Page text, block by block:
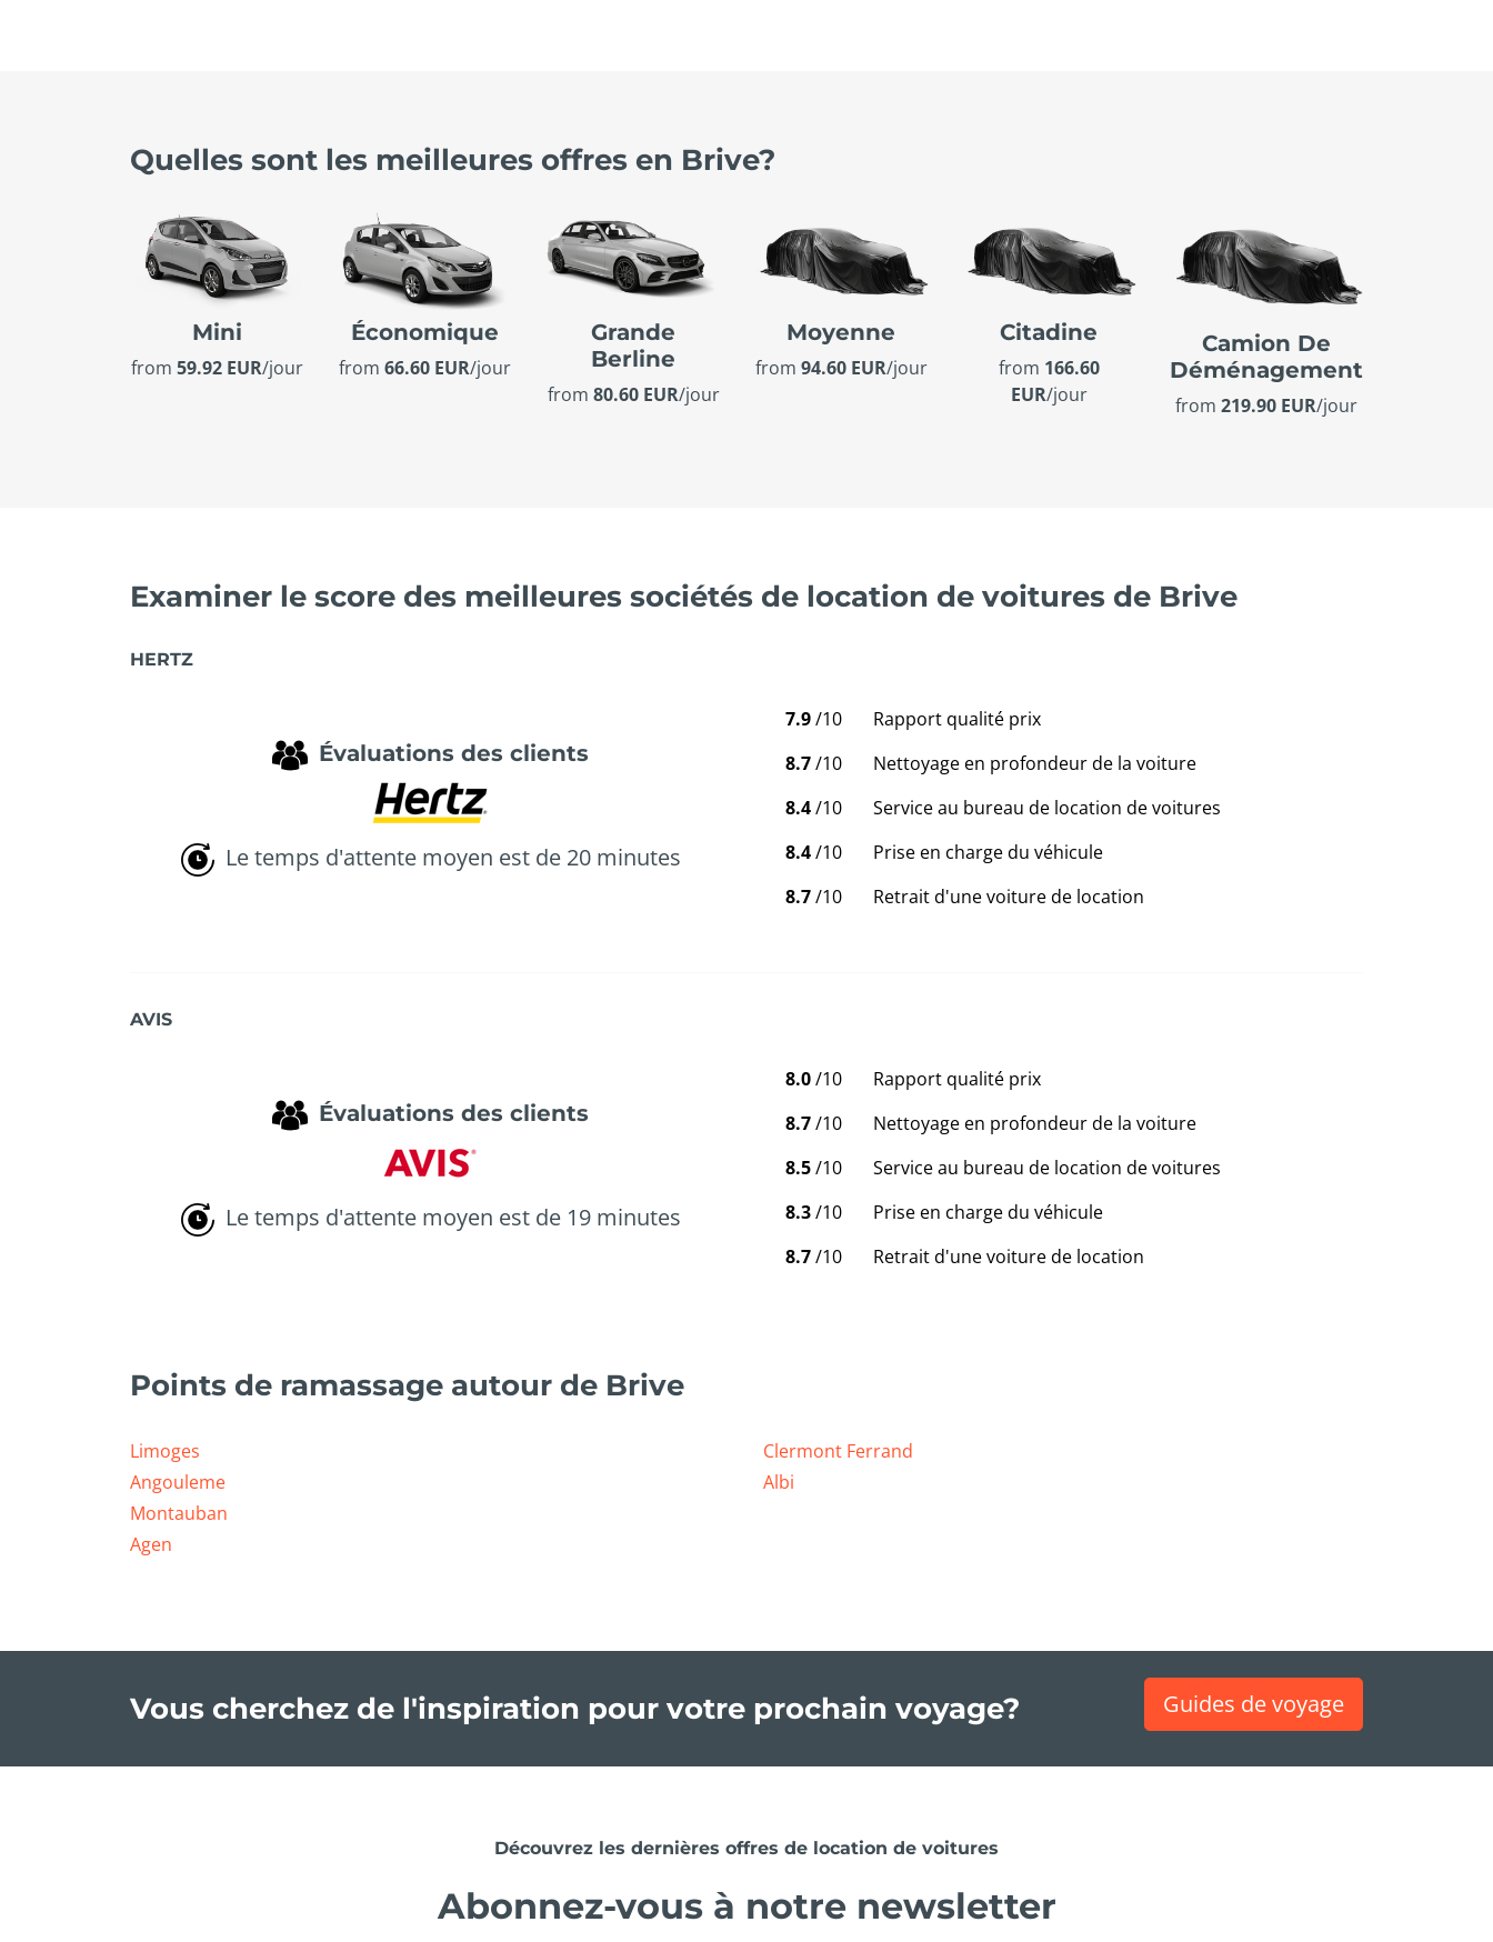
Quelles sont les meilleures offres en Brive?
Mini
from59.92 EUR/jour
Économique
from66.60 EUR/jour
Grande
Berline
from 80.60 EUR/jour
Moyenne
from 94.60 EUR/jour
Citadine
from 166.60
EUR/jour
Camion De
Déménagement
from219.90 EUR/jour
Examiner le score des meilleures sociétés de location de voitures de Brive
HERTZ
Évaluations des clients
Le temps d'attente moyen est de 20 minutes
7.9/10
Rapport qualité prix
8.7/10
Nettoyage en profondeur de la voiture
8.4/10
Service au bureau de location de voitures
8.4/10
Prise en charge du véhicule
8.7/10 Retrait d'une voiture de location
AVIS
Évaluations des clients
Le temps d'attente moyen est de 19 minutes
8.0/10
Rapport qualité prix
8.7/10
Nettoyage en profondeur de la voiture
8.5/10
Service au bureau de location de voitures
8.3/10
Prise en charge du véhicule
8.7/10 Retrait d'une voiture de location
Points de ramassage autour de Brive
Limoges
Angouleme
Montauban
Agen
Clermont Ferrand
Albi
Vous cherchez de l'inspiration pour votre prochain voyage? Guides de voyage
Découvrez les dernières offres de location de voitures
Abonnez-vous à notre newsletter